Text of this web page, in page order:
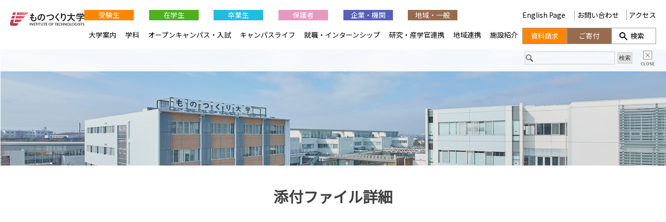
添付ファイル詳細
受験生 在学生 卒業生 保護者 企業・機関
地域・一般
大学案内
学科 オープンキャンパス・入試 キャンパスライフ 就職・インターンシップ 研究・産学官連携 地域連携 施設紹介
English Page お問い合わせ アクセス
資料請求 ご寄付 検索